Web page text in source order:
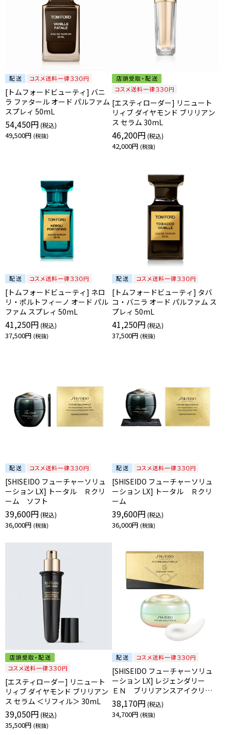
[トムフォードビューティ] バニ
ラ ファタール オード パルファム
スプレィ 50mL
54,450円
49,500円
[エスティローダー] リニュート
リィブ ダイヤモンド ブリリアン
ス セラム 30mL
46,200円
42,000円
[トムフォードビューティ] ネロ
リ・ポルトフィーノ オード パル
ファム スプレィ 50mL
41,250円
37,500円
[トムフォードビューティ] タバ
コ・バニラ オード パルファム ス
プレィ 50mL
41,250円
37,500円
[SHISEIDO フューチャーソリュ
ーション LX] トータル Ｒクリ
ーム ソフト
39,600円
36,000円
[SHISEIDO フューチャーソリュ
ーション LX] トータル Ｒクリ
ーム
39,600円
36,000円
[エスティローダー] リニュート
リィブ ダイヤモンド ブリリアン
ス セラム ＜リフィル＞ 30mL
39,050円
35,500円
[SHISEIDO フューチャーソリュ
ーション LX] レジェンダリー
ＥＮ ブリリアンスアイクリー
ム
38,170円
34,700円